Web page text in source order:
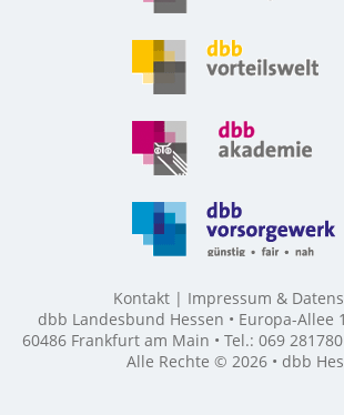
Kontakt
Impressum &
dbb Landesbund Hessen • Europa-Allee
60486 Frankfurt am Main • Tel.: 069
Alle Rechte © 2026 • dbb